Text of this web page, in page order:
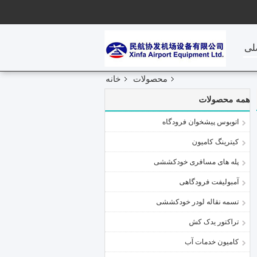
خانه محصولات
همه محصولات
اتوبوس پیشخوان فرودگاه
کیترینگ کامیون
پله های مسافری خودکششی
آمبولیفت فرودگاهی
تسمه نقاله لودر خودکششی
تراکتور یدک کش
کامیون خدمات آب